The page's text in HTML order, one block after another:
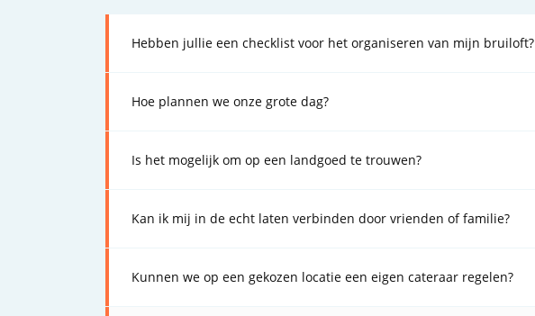
Hebben jullie een checklist voor het organiseren van mijn bruiloft?
Hoe plannen we onze grote dag?
Is het mogelijk om op een landgoed te trouwen?
Kan ik mij in de echt laten verbinden door vrienden of familie?
Kunnen we op een gekozen locatie een eigen cateraar regelen?